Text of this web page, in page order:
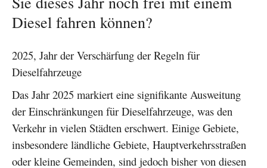
Diesel fahren können?
2025, Jahr der Verschärfung der Regeln für
Dieselfahrzeuge
Das Jahr 2025 markiert eine signifikante Ausweitung
der Einschränkungen für Dieselfahrzeuge, was den
Verkehr in vielen Städten erschwert. Einige Gebiete,
insbesondere ländliche Gebiete, Hauptverkehrsstraßen
oder kleine Gemeinden, sind jedoch bisher von diesen